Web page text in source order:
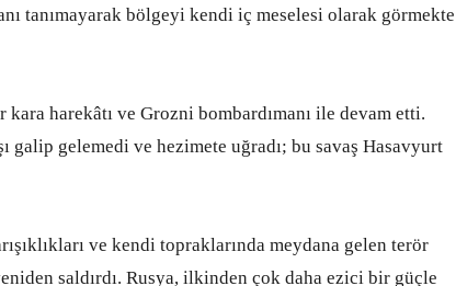
tanımayarak bölgeyi kendi iç meselesi olarak görmekte
kara harekâtı ve Grozni bombardımanı ile devam etti.
galip gelemedi ve hezimete uğradı; bu savaş Hasavyurt
ve kendi topraklarında meydana gelen terör
saldırdı. Rusya, ilkinden çok daha ezici bir güçle